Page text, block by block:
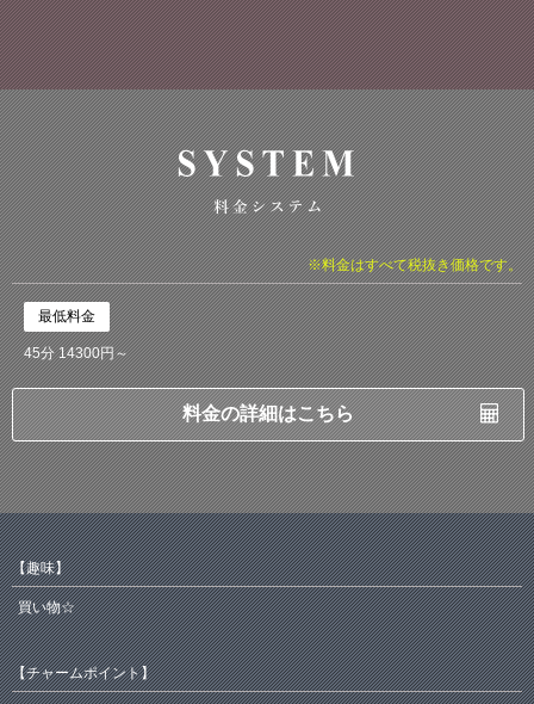
※料金はすべて税抜き価格です。
最低料金
45分 14300円～
料金の詳細はこちら
【趣味】
買い物☆
【チャームポイント】